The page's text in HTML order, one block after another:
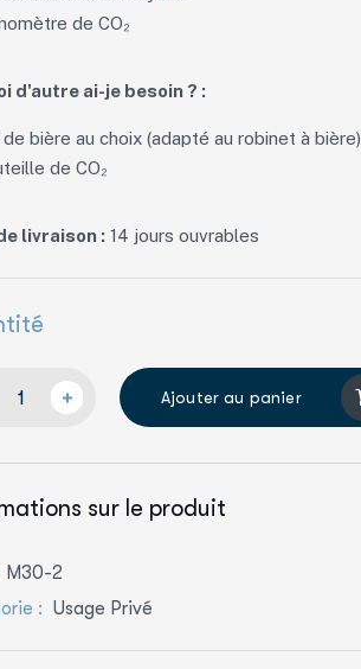
de CO₂
d'autre ai-je besoin ? :
de bière au choix (adapté au robinet à bière)
de CO₂
livraison : 14 jours ouvrables
Ajouter au panier
sur le produit
M30-2
: Usage Privé